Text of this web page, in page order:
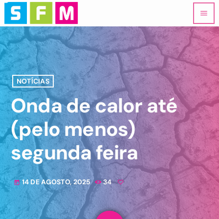
menu
NOTÍCIAS
Onda de calor até
(pelo menos)
segunda feira
today 14 DE AGOSTO, 2025 34